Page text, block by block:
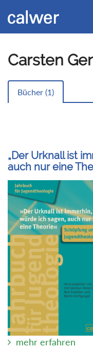
zur
Navigation
zum
Inhalt
Carsten
Bücher (1)
„Der Urknall ist
auch nur eine
mehr erfahren